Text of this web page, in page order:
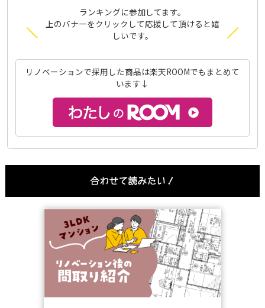
ランキングに参加してます。
上のバナーをクリックして応援して頂けると嬉
しいです。
リノベーションで採用した商品は楽天ROOMでもまとめて
います↓
合わせて読みたい！